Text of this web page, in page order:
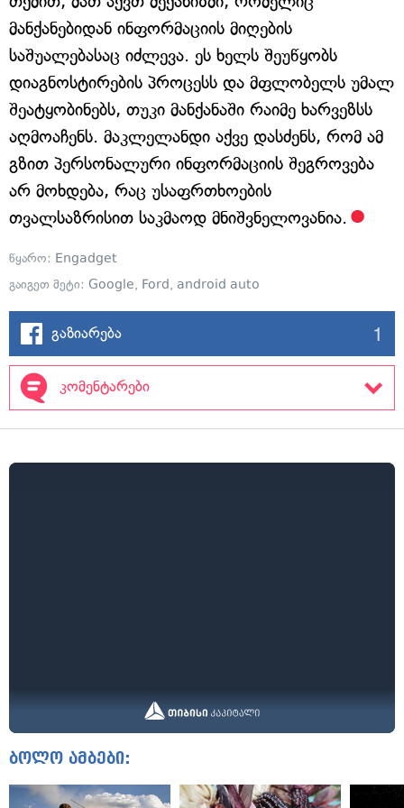
მანქანებიდან ინფორმაციის მიღების
საშუალებასაც იძლევა. ეს ხელს შეუწყობს
დიაგნოსტირების პროცესს და მფლობელს უმალ
შეატყობინებს, თუკი მანქანაში რაიმე ხარვეზსს
აღმოაჩენს. მაკლელანდი აქვე დასძენს, რომ ამ
გზით პერსონალური ინფორმაციის შეგროვება
არ მოხდება, რაც უსაფრთხოების
თვალსაზრისით საკმაოდ მნიშვნელოვანია.
წყარო: Engadget
გაიგეთ მეტი: Google, Ford, android auto
გაზიარება 1
კომენტარები
ბოლო ამბები: